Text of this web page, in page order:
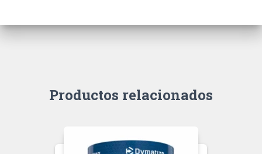
Productos relacionados